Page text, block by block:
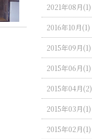
2021年08月(1)
2016年10月(1)
2015年09月(1)
2015年06月(1)
2015年04月(2)
2015年03月(1)
2015年02月(1)